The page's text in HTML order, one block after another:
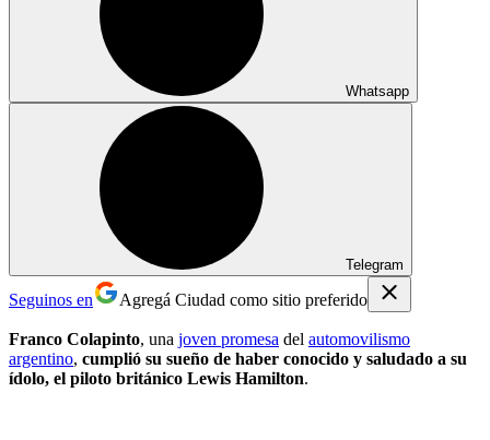
Whatsapp
Telegram
Seguinos en Agregá Ciudad como sitio preferido
Franco Colapinto, una joven promesa del automovilismo
argentino, cumplió su sueño de haber conocido y saludado a su
ídolo, el piloto británico Lewis Hamilton.